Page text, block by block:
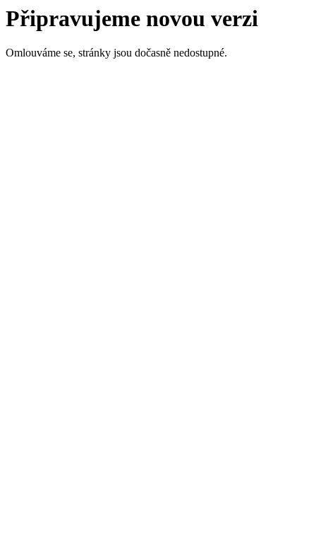
Připravujeme novou verzi
Omlouváme se, stránky jsou dočasně nedostupné.